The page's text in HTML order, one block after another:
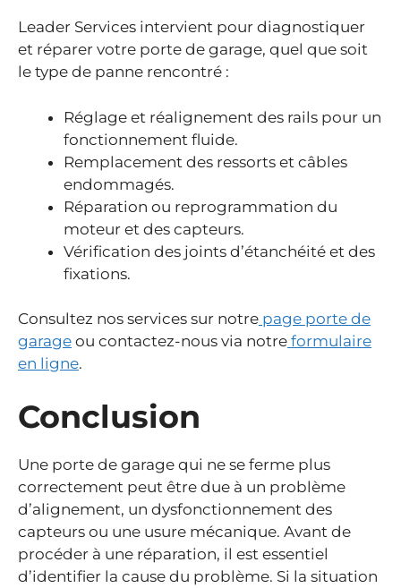
Leader Services intervient pour diagnostiquer
et réparer votre porte de garage, quel que soit
le type de panne rencontré :
Réglage et réalignement des rails pour un
fonctionnement fluide.
Remplacement des ressorts et câbles
endommagés.
Réparation ou reprogrammation du
moteur et des capteurs.
Vérification des joints d’étanchéité et des
fixations.
Consultez nos services sur notre page porte de
garage ou contactez-nous via notre formulaire
en ligne.
Conclusion
Une porte de garage qui ne se ferme plus
correctement peut être due à un problème
d’alignement, un dysfonctionnement des
capteurs ou une usure mécanique. Avant de
procéder à une réparation, il est essentiel
d’identifier la cause du problème. Si la situation